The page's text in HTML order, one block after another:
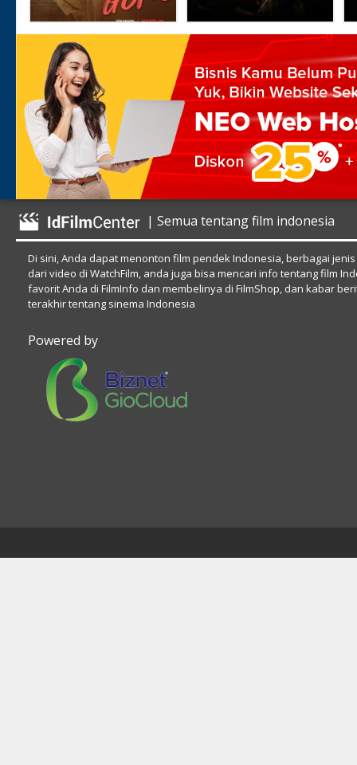
| Semua tentang film indonesia
Di sini, Anda dapat menonton film pendek Indonesia, berbagai
dari video di WatchFilm, anda juga bisa mencari info tentang film
favorit Anda di FilmInfo dan membelinya di FilmShop, dan kabar
terakhir tentang sinema Indonesia
Powered by